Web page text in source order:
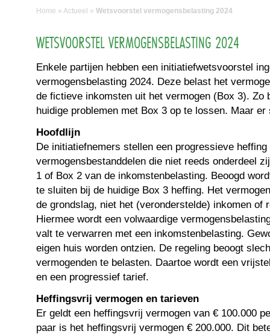
Home » Actueel » Wetsvoorstel vermogensbelasting 2024
WETSVOORSTEL VERMOGENSBELASTING 2024
Enkele partijen hebben een initiatiefwetsvoorstel
vermogensbelasting 2024. Deze belast het
de fictieve inkomsten uit het vermogen (Box 3). Zo
huidige problemen met Box 3 op te lossen. Maar er
Hoofdlijn
De initiatiefnemers stellen een progressieve heffing
vermogensbestanddelen die niet reeds onderdeel
1 of Box 2 van de inkomstenbelasting. Beoogd
te sluiten bij de huidige Box 3 heffing. Het
de grondslag, niet het (veronderstelde) inkomen of
Hiermee wordt een volwaardige
valt te verwarren met een inkomstenbelasting.
eigen huis worden ontzien. De regeling beoogt
vermogenden te belasten. Daartoe wordt een
en een progressief tarief.
Heffingsvrij vermogen en tarieven
Er geldt een heffingsvrij vermogen van € 100.000
paar is het heffingsvrij vermogen € 200.000. Dit